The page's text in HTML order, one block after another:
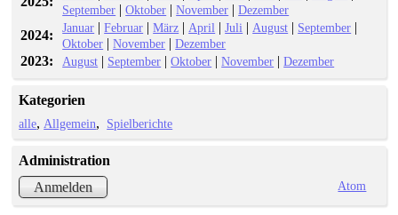
September |Oktober |November |Dezember
2024: Januar |Februar |März | April |Juli | August | September |
Oktober |November |Dezember
2023: August | September |Oktober |November |Dezember
Kategorien
alle Allgemein Spielberichte
Administration
Anmelden
Atom